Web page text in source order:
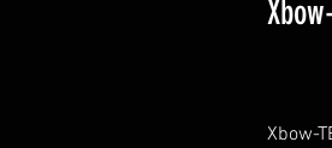
Xbow-